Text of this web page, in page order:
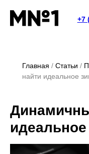
Главная Статьи
найти идеальное